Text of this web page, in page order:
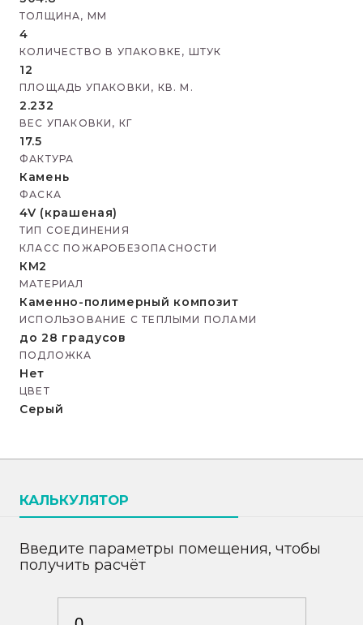
ТОЛЩИНА, ММ
4
КОЛИЧЕСТВО В УПАКОВКЕ, ШТУК
12
ПЛОЩАДЬ УПАКОВКИ, КВ. М.
2.232
ВЕС УПАКОВКИ, КГ
17.5
ФАКТУРА
Камень
ФАСКА
4V (крашеная)
ТИП СОЕДИНЕНИЯ
КЛАСС ПОЖАРОБЕЗОПАСНОСТИ
КМ2
МАТЕРИАЛ
Каменно-полимерный композит
ИСПОЛЬЗОВАНИЕ С ТЕПЛЫМИ ПОЛАМИ
до 28 градусов
ПОДЛОЖКА
Нет
ЦВЕТ
Серый
КАЛЬКУЛЯТОР
Введите параметры помещения, чтобы
получить расчёт